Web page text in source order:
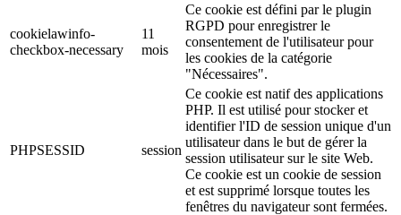
cookielawinfo-
checkbox-necessary
11
mois
Ce cookie est défini par le plugin
RGPD pour enregistrer le
consentement de l'utilisateur pour
les cookies de la catégorie
"Nécessaires".
PHPSESSID session
Ce cookie est natif des applications
PHP. Il est utilisé pour stocker et
identifier l'ID de session unique d'un
utilisateur dans le but de gérer la
session utilisateur sur le site Web.
Ce cookie est un cookie de session
et est supprimé lorsque toutes les
fenêtres du navigateur sont fermées.